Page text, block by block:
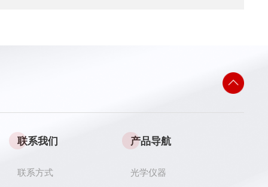
联系我们
联系方式
产品导航
光学仪器